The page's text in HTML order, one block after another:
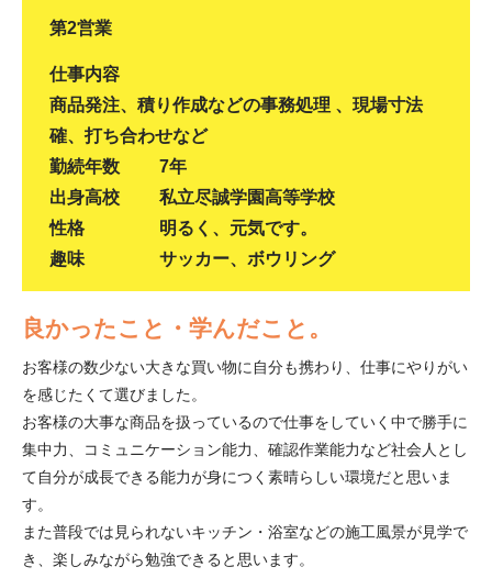
第2営業
仕事内容
商品発注、積り作成などの事務処理 、現場寸法
確、打ち合わせなど
勤続年数
7年
出身高校
私立尽誠学園高等学校
性格
明るく、元気です。
趣味
サッカー、ボウリング
良かったこと・学んだこと。
お客様の数少ない大きな買い物に自分も携わり、仕事にやりがい
を感じたくて選びました。
お客様の大事な商品を扱っているので仕事をしていく中で勝手に
集中力、コミュニケーション能力、確認作業能力など社会人とし
て自分が成長できる能力が身につく素晴らしい環境だと思いま
す。
また普段では見られないキッチン・浴室などの施工風景が見学で
き、楽しみながら勉強できると思います。